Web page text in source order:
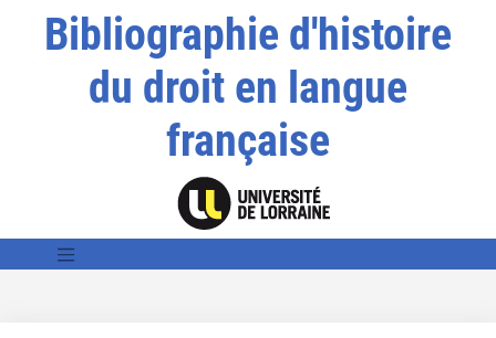
Bibliographie d'histoire
du droit en langue
française